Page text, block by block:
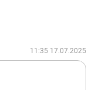
11:35 17.07.2025